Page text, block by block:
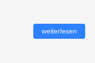
weiterlesen